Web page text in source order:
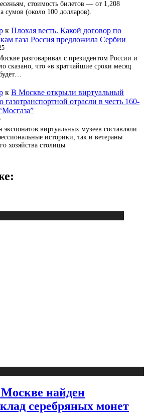
стоимость билетов — от 1,208
сумов (около 100 долларов).
к Плохая весть. Какой договор по
газа Россия предложила Сербии
разговаривал с президентом России и
сказано, что «в кратчайшие сроки месяц
к В Москве открыли виртуальный
газотранспортной отрасли в честь 160-
экспонатов виртуальных музеев составляли
историки, так и ветераны
хозяйства столицы
найден
серебряных монет